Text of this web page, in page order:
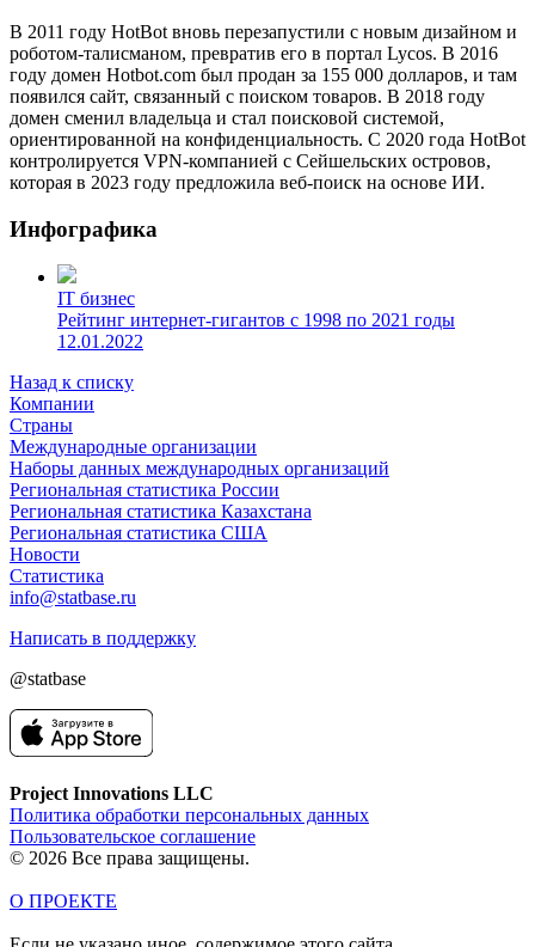
В 2011 году HotBot вновь перезапустили с новым дизайном и
роботом-талисманом, превратив его в портал Lycos. В 2016
году домен Hotbot.com был продан за 155 000 долларов, и там
появился сайт, связанный с поиском товаров. В 2018 году
домен сменил владельца и стал поисковой системой,
ориентированной на конфиденциальность. С 2020 года HotBot
контролируется VPN-компанией с Сейшельских островов,
которая в 2023 году предложила веб-поиск на основе ИИ.
Инфографика
IT бизнес
Рейтинг интернет-гигантов с 1998 по 2021 годы
12.01.2022
Назад к списку
Компании
Страны
Международные организации
Наборы данных международных организаций
Региональная статистика России
Региональная статистика Казахстана
Региональная статистика США
Новости
Статистика
info@statbase.ru
Написать в поддержку
@statbase
Project Innovations LLC
Политика обработки персональных данных
Пользовательское соглашение
© 2026 Все права защищены.
О ПРОЕКТЕ